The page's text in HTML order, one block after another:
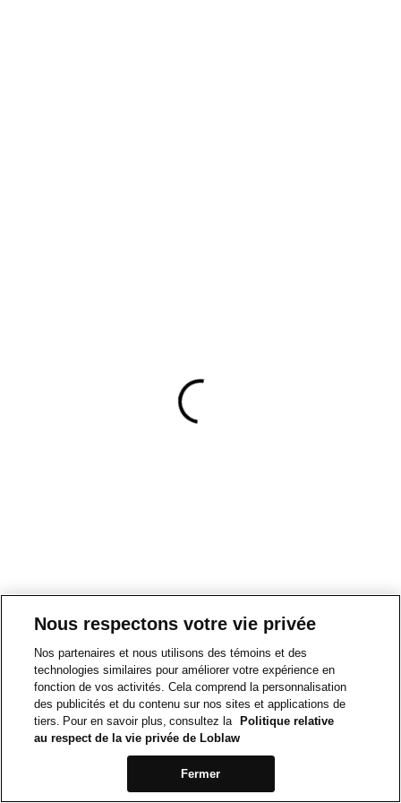
Nous respectons votre vie privée
Nos partenaires et nous utilisons des témoins et des
technologies similaires pour améliorer votre expérience en
fonction de vos activités. Cela comprend la personnalisation
des publicités et du contenu sur nos sites et applications de
tiers. Pour en savoir plus, consultez la
Politique relative
au respect de la vie privée de Loblaw
Fermer